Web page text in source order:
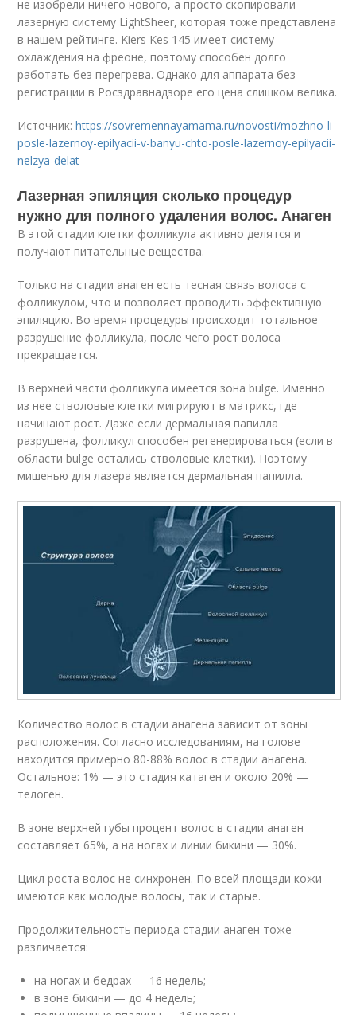
не изобрели ничего нового, а просто скопировали
лазерную систему LightSheer, которая тоже представлена
в нашем рейтинге. Kiers Kes 145 имеет систему
охлаждения на фреоне, поэтому способен долго
работать без перегрева. Однако для аппарата без
регистрации в Росздравнадзоре его цена слишком велика.
Источник:https://sovremennayamama.ru/novosti/mozhno-li-
posle-lazernoy-epilyacii-v-banyu-chto-posle-lazernoy-epilyacii-
nelzya-delat
Лазерная эпиляция сколько процедур
нужно для полного удаления волос. Анаген
В этой стадии клетки фолликула активно делятся и
получают питательные вещества.
Только на стадии анаген есть тесная связь волоса с
фолликулом, что и позволяет проводить эффективную
эпиляцию. Во время процедуры происходит тотальное
разрушение фолликула, после чего рост волоса
прекращается.
В верхней части фолликула имеется зона bulge. Именно
из нее стволовые клетки мигрируют в матрикс, где
начинают рост. Даже если дермальная папилла
разрушена, фолликул способен регенерироваться (если в
области bulge остались стволовые клетки). Поэтому
мишенью для лазера является дермальная папилла.
Количество волос в стадии анагена зависит от зоны
расположения. Согласно исследованиям, на голове
находится примерно 80-88% волос в стадии анагена.
Остальное: 1% — это стадия катаген и около 20% —
телоген.
В зоне верхней губы процент волос в стадии анаген
составляет 65%, а на ногах и линии бикини — 30%.
Цикл роста волос не синхронен. По всей площади кожи
имеются как молодые волосы, так и старые.
Продолжительность периода стадии анаген тоже
различается:
на ногах и бедрах — 16 недель;
в зоне бикини — до 4 недель;